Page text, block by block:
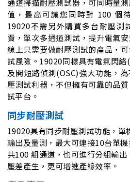
通道掃描耐壓測試器，可同時量
值，最高可讓您同時對 100 個
19020不需另外購買多台耐壓測
費，單次多通道測試，提升電氣
線上只需要做耐壓測試的產品，
試風險。19020同樣具有電氣閃
及開短路偵測(OSC)強大功能，
壓測試利器，不但擁有可靠的品
試平台。
同步耐壓測試
19020具有同步耐壓測試功能，單
輸出及量測，最大可連接10台單
共100 組通道，也可進行分組輸
壓差產生，更可增進產線效率。